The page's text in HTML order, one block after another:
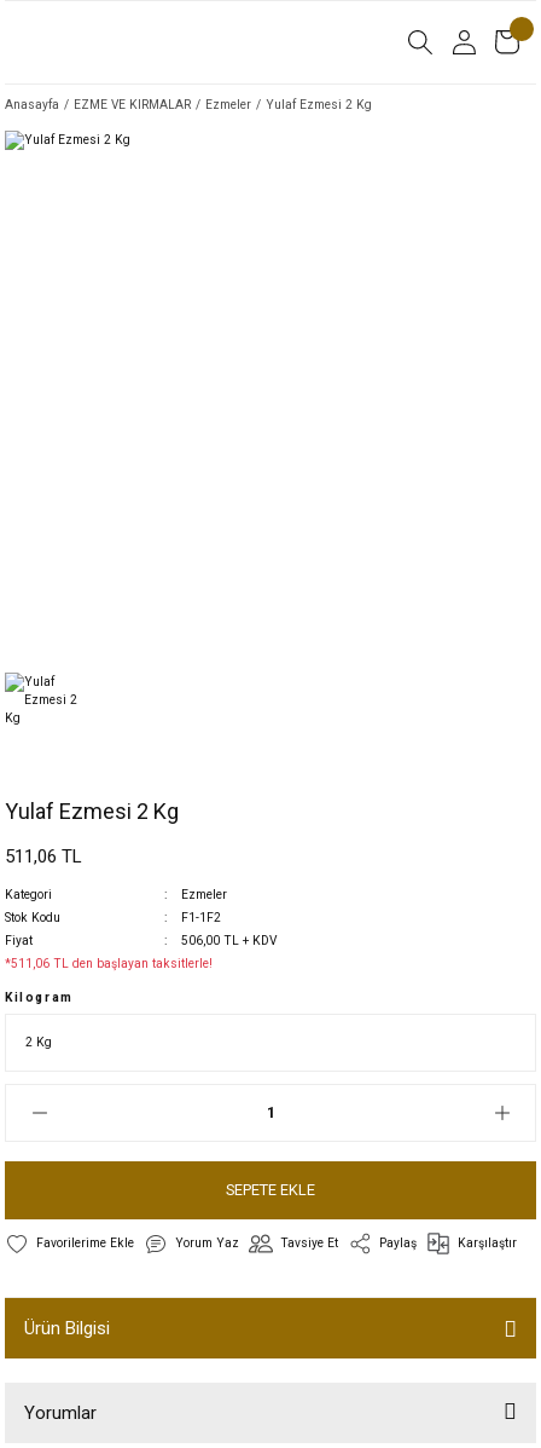
Anasayfa EZME VE KIRMALAR Ezmeler Yulaf Ezmesi 2 Kg
Yulaf Ezmesi 2 Kg
511,06 TL
Kategori
Ezmeler
Stok Kodu
F1-1F2
Fiyat
506,00 TL + KDV
*511,06 TL den başlayan taksitlerle!
Kilogram
SEPETE EKLE
Yorum Yaz Tavsiye Et Paylaş Karşılaştır
Ürün Bilgisi
Yorumlar